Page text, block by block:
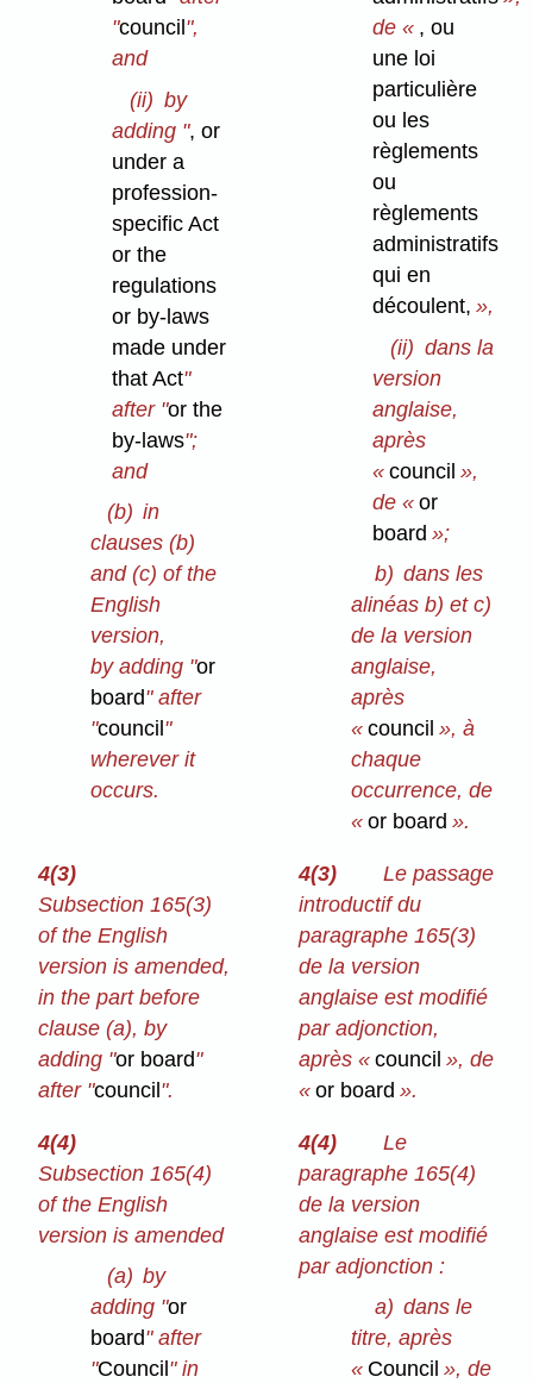
"council",
and
(ii) by
adding ", or
under a
profession-
specific Act
or the
regulations
or by-laws
made under
that Act"
after "or the
by-laws";
and
(b) in
clauses (b)
and (c) of the
English
version,
by adding "or
board" after
"council "
wherever it
occurs.
de « , ou
une loi
particulière
ou les
règlements
ou
règlements
administratifs
qui en
découlent, »,
(ii) dans la
version
anglaise,
après
« council »,
de « or
board »;
b) dans les
alinéas b) et c)
de la version
anglaise,
après
«council », à
chaque
occurrence, de
«or board ».
4(3)
Subsection 165(3)
of the English
version is amended,
in the part before
clause (a), by
adding "or board"
after "council".
4(3)
Le passage
introductif du
paragraphe 165(3)
de la version
anglaise est modifié
par adjonction,
après «council », de
«or board ».
4(4)
Subsection 165(4)
of the English
version is amended
(a) by
adding "or
board" after
"Council " in
4(4)
Le
paragraphe 165(4)
de la version
anglaise est modifié
par adjonction :
a) dans le
titre, après
« Council », de